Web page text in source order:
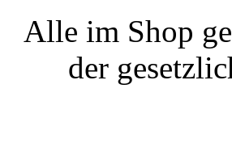
Alle im Shop
der